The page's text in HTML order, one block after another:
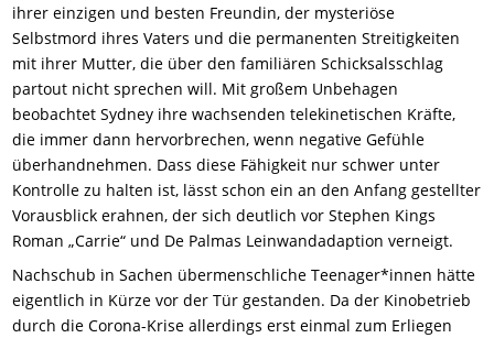
ihrer einzigen und besten Freundin, der mysteriöse
Selbstmord ihres Vaters und die permanenten Streitigkeiten
mit ihrer Mutter, die über den familiären Schicksalsschlag
partout nicht sprechen will. Mit großem Unbehagen
beobachtet Sydney ihre wachsenden telekinetischen Kräfte,
die immer dann hervorbrechen, wenn negative Gefühle
überhandnehmen. Dass diese Fähigkeit nur schwer unter
Kontrolle zu halten ist, lässt schon ein an den Anfang gestellter
Vorausblick erahnen, der sich deutlich vor Stephen Kings
Roman „Carrie“ und De Palmas Leinwandadaption verneigt.
Nachschub in Sachen übermenschliche Teenager*innen hätte
eigentlich in Kürze vor der Tür gestanden. Da der Kinobetrieb
durch die Corona-Krise allerdings erst einmal zum Erliegen